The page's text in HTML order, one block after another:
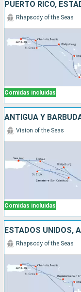
Comidas incluidas
Rhapsody of the Seas
Comidas incluidas
Vision of the Seas
Rhapsody of the Seas